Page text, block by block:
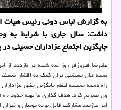
به گزارش لباس دونی رئیس هیات
داشت: سال جاری با شرایط به
جایگزین اجتماع عزاداران حسینی
علیرضا فیروزفر روز سه شنبه در بازدید از
بسته های معیشتی برای کمک به اقشار ضعیف
راه دسته حسینیه اعظم جایگزین حضور
امر نیازمند مشارکت قابل توجه مومنان و